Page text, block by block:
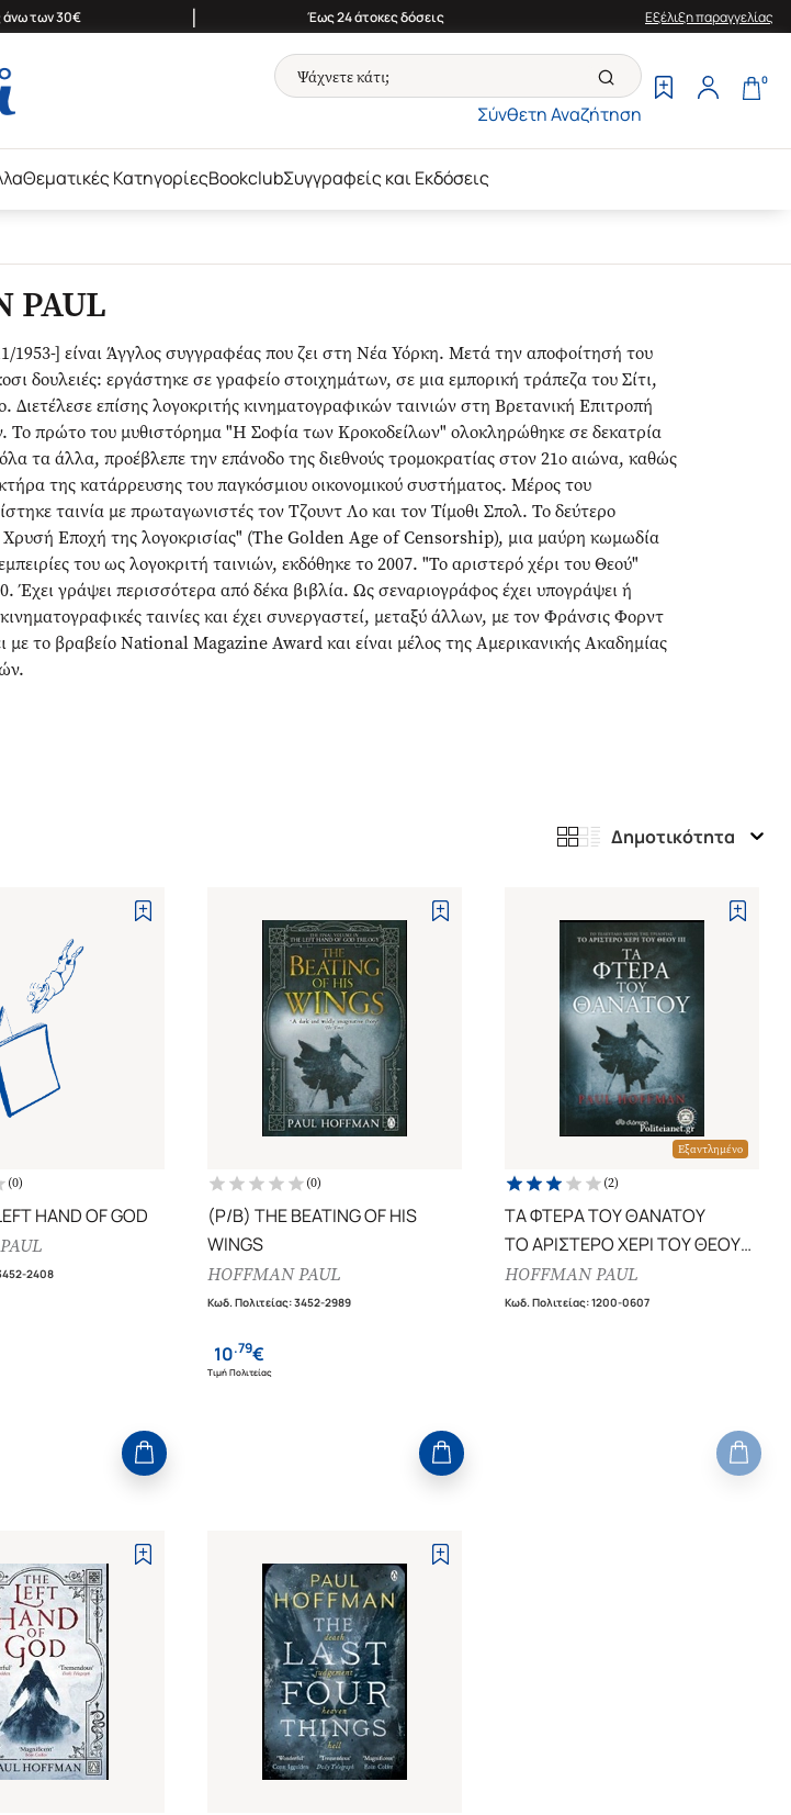
άνω των 30€ | Έως 24 άτοκες δόσεις Εξέλιξη παραγγελίας
Σύνθετη Αναζήτηση
0
Θεματικές ΚατηγορίεςBookclubΣυγγραφείς και Εκδόσεις
PAUL
] είναι Άγγλος συγγραφέας που ζει στη Νέα Υόρκη. Μετά την αποφοίτησή του
δουλειές: εργάστηκε σε γραφείο στοιχημάτων, σε μια εμπορική τράπεζα του Σίτι,
Διετέλεσε επίσης λογοκριτής κινηματογραφικών ταινιών στη Βρετανική Επιτροπή
Το πρώτο του μυθιστόρημα "Η Σοφία των Κροκοδείλων" ολοκληρώθηκε σε δεκατρία
τα άλλα, προέβλεπε την επάνοδο της διεθνούς τρομοκρατίας στον 21ο αιώνα, καθώς
της κατάρρευσης του παγκόσμιου οικονομικού συστήματος. Μέρος του
ταινία με πρωταγωνιστές τον Τζουντ Λο και τον Τίμοθι Σπολ. Το δεύτερο
Εποχή της λογοκρισίας" (The Golden Age of Censorship), μια μαύρη κωμωδία
του ως λογοκριτή ταινιών, εκδόθηκε το 2007. "Το αριστερό χέρι του Θεού"
Έχει γράψει περισσότερα από δέκα βιβλία. Ως σεναριογράφος έχει υπογράψει ή
ταινίες και έχει συνεργαστεί, μεταξύ άλλων, με τον Φράνσις Φορντ
με το βραβείο National Magazine Award και είναι μέλος της Αμερικανικής Ακαδημίας
Δημοτικότητα
(0)
HAND OF GOD
2408
(0)
(P/B) THE BEATING OF HIS
WINGS
HOFFMAN PAUL
Κωδ. Πολιτείας:3452-2989
10.79€
Τιμή Πολιτείας
Εξαντλημένο
(2)
ΤΑ ΦΤΕΡΑ ΤΟΥ ΘΑΝΑΤΟΥ
ΤΟ ΑΡΙΣΤΕΡΟ ΧΕΡΙ ΤΟΥ ΘΕΟΥ
(ΤΡΙΤΟ ΒΙΒΛΙΟ)
HOFFMAN PAUL
Κωδ. Πολιτείας:1200-0607